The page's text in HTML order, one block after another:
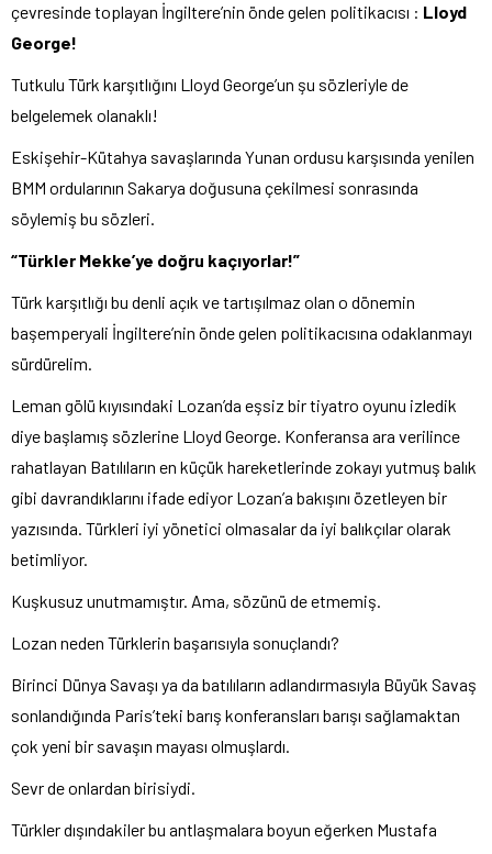
çevresinde toplayan İngiltere’nin önde gelen politikacısı : Lloyd
George!
Tutkulu Türk karşıtlığını Lloyd George’un şu sözleriyle de
belgelemek olanaklı!
Eskişehir-Kütahya savaşlarında Yunan ordusu karşısında yenilen
BMM ordularının Sakarya doğusuna çekilmesi sonrasında
söylemiş bu sözleri.
“Türkler Mekke’ye doğru kaçıyorlar!”
Türk karşıtlığı bu denli açık ve tartışılmaz olan o dönemin
başemperyali İngiltere’nin önde gelen politikacısına odaklanmayı
sürdürelim.
Leman gölü kıyısındaki Lozan’da eşsiz bir tiyatro oyunu izledik
diye başlamış sözlerine Lloyd George. Konferansa ara verilince
rahatlayan Batılıların en küçük hareketlerinde zokayı yutmuş balık
gibi davrandıklarını ifade ediyor Lozan’a bakışını özetleyen bir
yazısında. Türkleri iyi yönetici olmasalar da iyi balıkçılar olarak
betimliyor.
Kuşkusuz unutmamıştır. Ama, sözünü de etmemiş.
Lozan neden Türklerin başarısıyla sonuçlandı?
Birinci Dünya Savaşı ya da batılıların adlandırmasıyla Büyük Savaş
sonlandığında Paris’teki barış konferansları barışı sağlamaktan
çok yeni bir savaşın mayası olmuşlardı.
Sevr de onlardan birisiydi.
Türkler dışındakiler bu antlaşmalara boyun eğerken Mustafa